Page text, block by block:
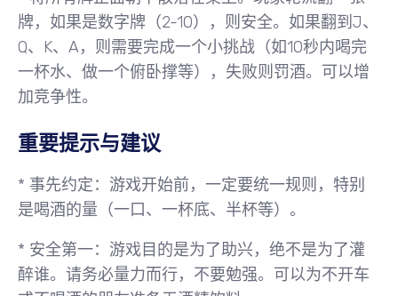
牌，如果是数字牌（2-10），则安全。如果翻到J、
Q、K、A，则需要完成一个小挑战（如10秒内喝完
一杯水、做一个俯卧撑等），失败则罚酒。可以增
加竞争性。
重要提示与建议
* 事先约定：游戏开始前，一定要统一规则，特别
是喝酒的量（一口、一杯底、半杯等）。
* 安全第一：游戏目的是为了助兴，绝不是为了灌
醉谁。请务必量力而行，不要勉强。可以为不开车